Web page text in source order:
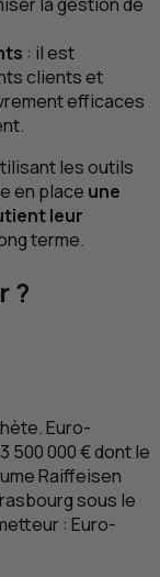
la gestion de
: il est
clients et
efficaces
les outils
en place une
leur
terme.
?
Euro-
500 000 € dont le
Raiffeisen
sous le
: Euro-